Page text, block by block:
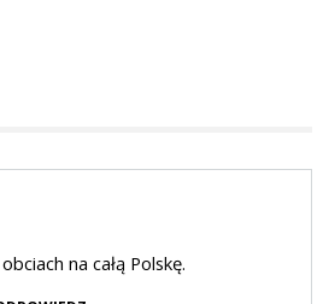
na całą Polskę.